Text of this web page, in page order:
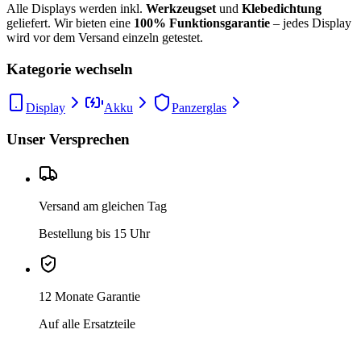
Alle Displays werden inkl. Werkzeugset und Klebedichtung
geliefert. Wir bieten eine 100% Funktionsgarantie – jedes Display
wird vor dem Versand einzeln getestet.
Kategorie wechseln
Display Akku Panzerglas
Unser Versprechen
Versand am gleichen Tag
Bestellung bis 15 Uhr
12 Monate Garantie
Auf alle Ersatzteile